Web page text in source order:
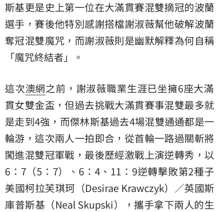
斯基更是史上第一位在大滿貫賽混雙摘冠的波蘭
選手，賽後他特別感謝搭檔謝淑薇幫他破解波蘭
奪冠混雙魔咒，而謝淑薇則是幽默解釋為何自稱
「魔咒終結者」。
這次澳網之前，謝淑薇職業生涯已坐擁6座大滿
貫女雙金盃，但過去挑戰大滿貫賽事混雙最多就
是走到4強，而傑林斯基過去4場混雙通通都是一
輪游，這次兩人一拍即合，從首輪一路過關斬將
闖進混雙冠軍戰，最後歷經激戰上演逆轉秀，以
6：7（5：7）、6：4、11：9逆轉擊敗第2種子
美國柯拉芙琪珂（Desirae Krawczyk）／英國斯
庫普斯基（Neal Skupski），攜手拿下兩人的生